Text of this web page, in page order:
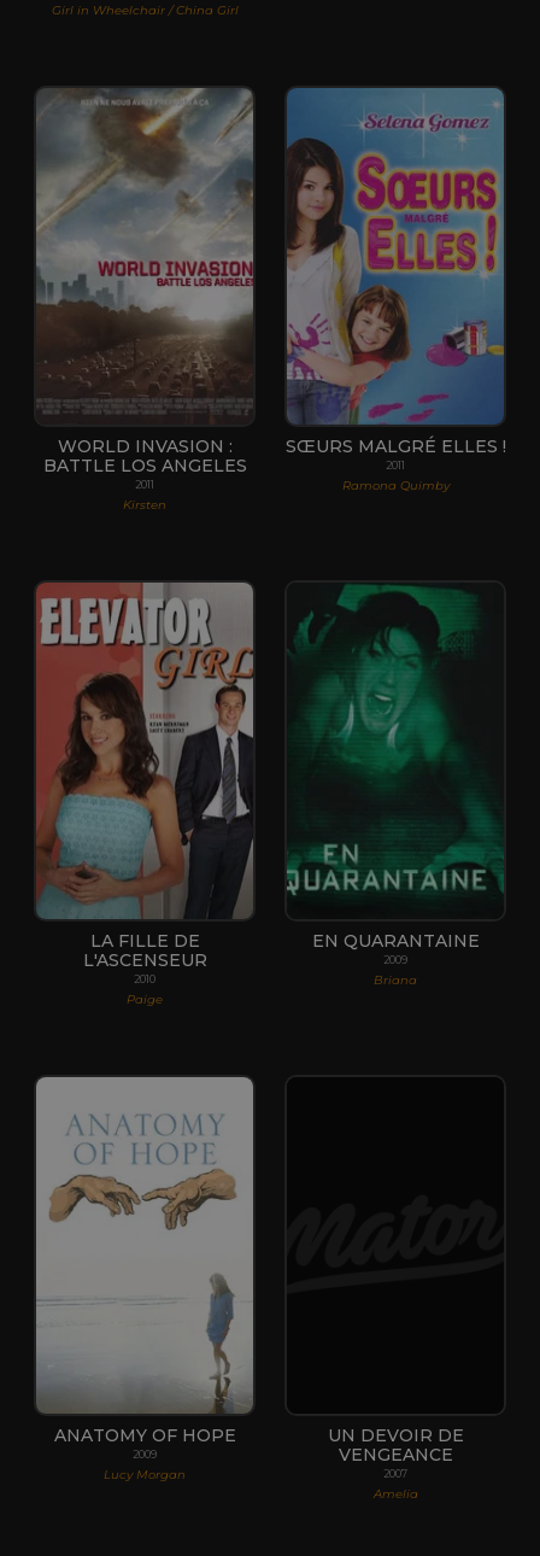
Girl in Wheelchair / China Girl
WORLD INVASION :
BATTLE LOS ANGELES
2011
Kirsten
SŒURS MALGRÉ ELLES !
2011
Ramona Quimby
LA FILLE DE
L'ASCENSEUR
2010
Paige
EN QUARANTAINE
2009
Briana
ANATOMY OF HOPE
2009
Lucy Morgan
UN DEVOIR DE
VENGEANCE
2007
Amelia